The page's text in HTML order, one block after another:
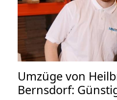
Umzüge von
Bernsdorf: